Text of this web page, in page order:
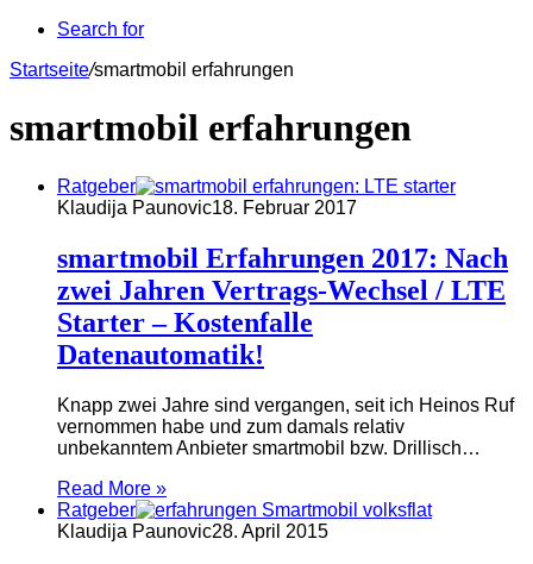
Search for
Startseite/smartmobil erfahrungen
smartmobil erfahrungen
Ratgeber
Klaudija Paunovic18. Februar 2017
smartmobil Erfahrungen 2017: Nach
zwei Jahren Vertrags-Wechsel / LTE
Starter – Kostenfalle
Datenautomatik!
Knapp zwei Jahre sind vergangen, seit ich Heinos Ruf
vernommen habe und zum damals relativ
unbekanntem Anbieter smartmobil bzw. Drillisch…
Read More »
Ratgeber
Klaudija Paunovic28. April 2015